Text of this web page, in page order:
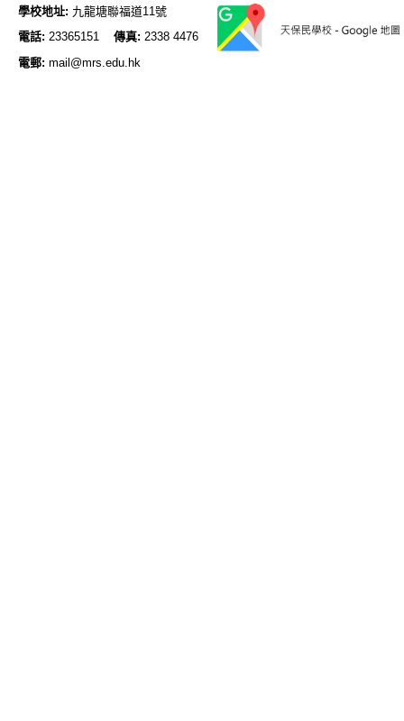
學校地址: 九龍塘聯福道11號
電話: 23365151 傳真: 2338 4476
電郵: mail@mrs.edu.hk